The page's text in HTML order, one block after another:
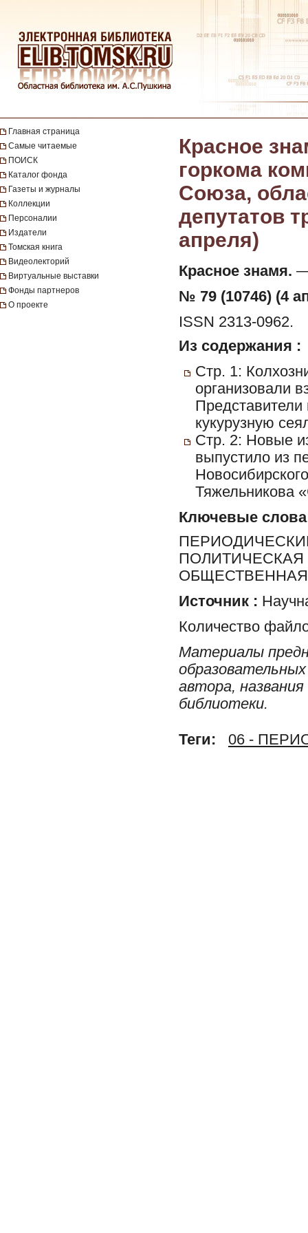
Главная страница
Самые читаемые
ПОИСК
Каталог фонда
Газеты и журналы
Коллекции
Персоналии
Издатели
Томская книга
Видеолекторий
Виртуальные выставки
Фонды партнеров
О проекте
Красное
горкома
Союза,
депутатов
апреля)
Красное знамя. —
№ 79 (10746) (4
ISSN 2313-0962.
Из содержания :
Стр. 1:
организовали
кукурузную
Стр. 2: Новые
выпустило из
Тяжельникова
Ключевые слова
Источник :
Количество
Материалы
автора,
библиотеки.
Теги: 06 -